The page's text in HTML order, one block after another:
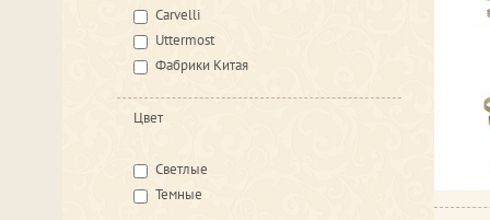
Carvelli
Uttermost
Фабрики Китая
Цвет
Светлые
Темные